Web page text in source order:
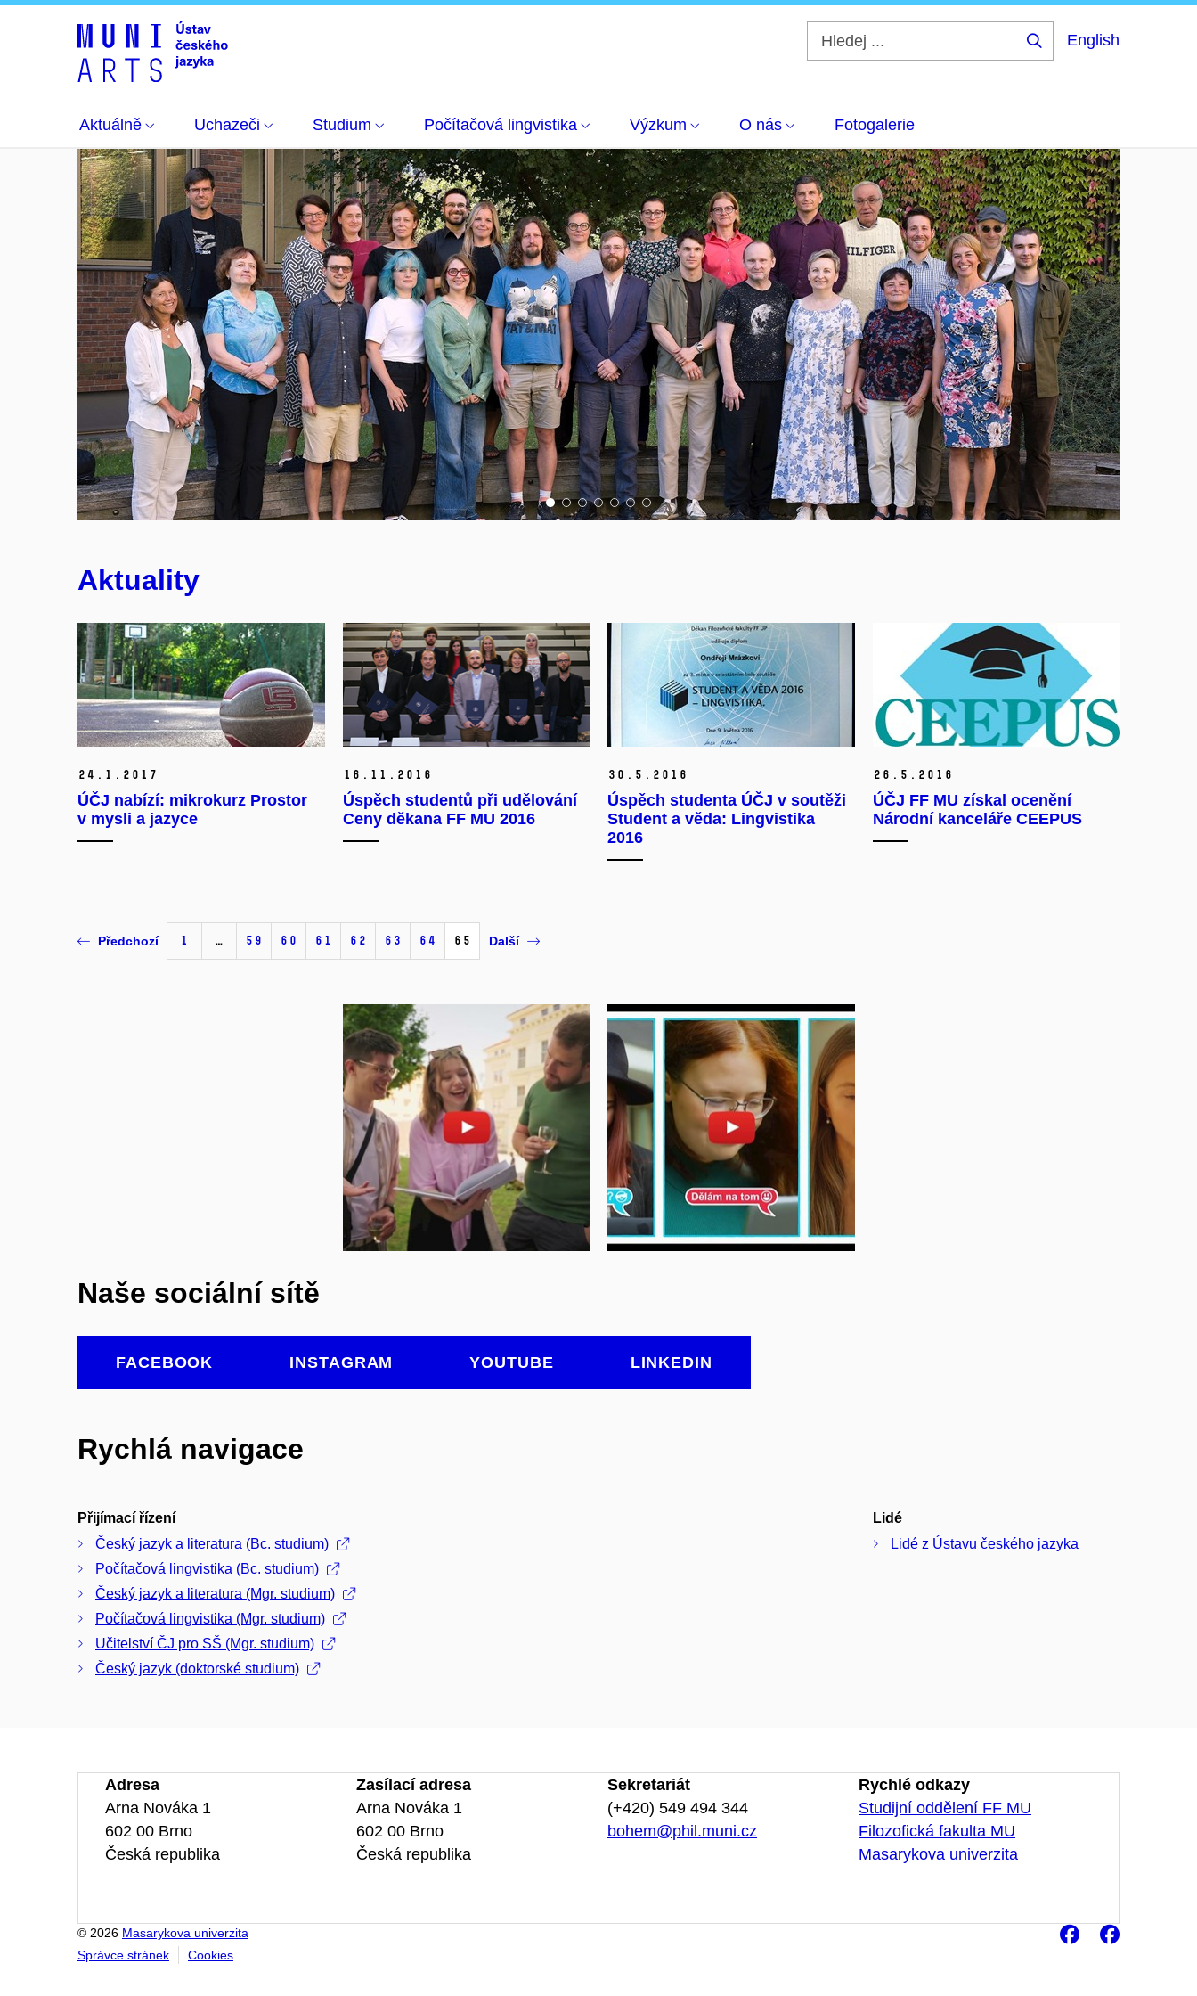
English
Aktuálně Uchazeči Studium Počítačová lingvistika Výzkum O nás Fotogalerie
Noc vědců 2025
Aktuality
24. 1. 2017
ÚČJ nabízí: mikrokurz Prostor
v mysli a jazyce
16. 11. 2016
Úspěch studentů při udělování
Ceny děkana FF MU 2016
30. 5. 2016
Úspěch studenta ÚČJ v soutěži
Student a věda: Lingvistika
2016
26. 5. 2016
ÚČJ FF MU získal ocenění
Národní kanceláře CEEPUS
Předchozí 1 … 59 60 61 62 63 64 65 Další
Povolit cookies a přehrát
Otevřít na youtube.com
Povolit cookies a přehrát
Otevřít na youtube.com
Naše sociální sítě
FACEBOOK INSTAGRAM YOUTUBE LINKEDIN
Rychlá navigace
Přijímací řízení
Český jazyk a literatura (Bc. studium)
Počítačová lingvistika (Bc. studium)
Český jazyk a literatura (Mgr. studium)
Počítačová lingvistika (Mgr. studium)
Učitelství ČJ pro SŠ (Mgr. studium)
Český jazyk (doktorské studium)
Lidé
Lidé z Ústavu českého jazyka
Adresa
Arna Nováka 1
602 00 Brno
Česká republika
Zasílací adresa
Arna Nováka 1
602 00 Brno
Česká republika
Sekretariát
(+420) 549 494 344
bohem@phil.muni.cz
Rychlé odkazy
Studijní oddělení FF MU
Filozofická fakulta MU
Masarykova univerzita
© 2026 Masarykova univerzita
Správce stránek
Cookies
Facebook